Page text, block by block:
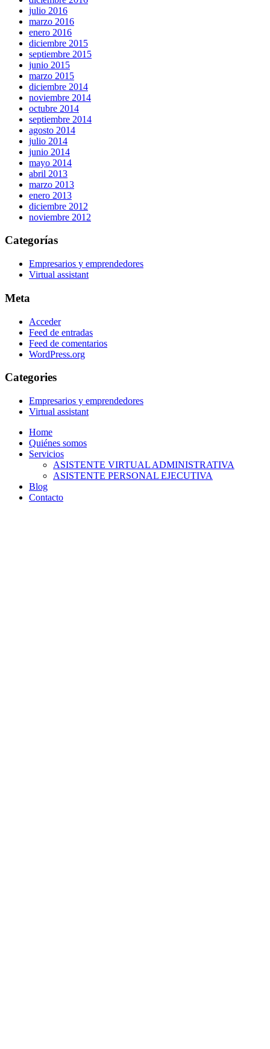
julio 2016
marzo 2016
enero 2016
diciembre 2015
septiembre 2015
junio 2015
marzo 2015
diciembre 2014
noviembre 2014
octubre 2014
septiembre 2014
agosto 2014
julio 2014
junio 2014
mayo 2014
abril 2013
marzo 2013
enero 2013
diciembre 2012
noviembre 2012
Categorías
Empresarios y emprendedores
Virtual assistant
Meta
Acceder
Feed de entradas
Feed de comentarios
WordPress.org
Categories
Empresarios y emprendedores
Virtual assistant
Home
Quiénes somos
Servicios
ASISTENTE VIRTUAL ADMINISTRATIVA
ASISTENTE PERSONAL EJECUTIVA
Blog
Contacto